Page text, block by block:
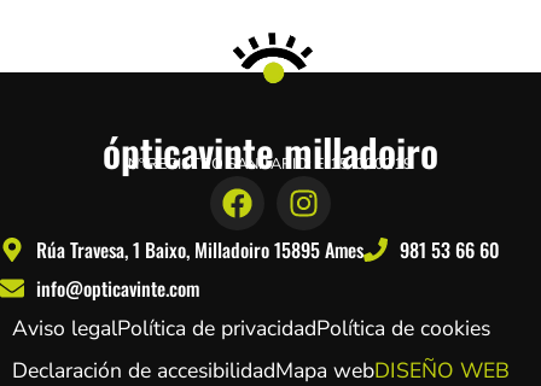
ópticavinte milladoiro
Nº REGISTRO SANITARIO: E-15-000219
Rúa Travesa, 1 Baixo, Milladoiro 15895 Ames
981 53 66 60
info@opticavinte.com
Aviso legalPolítica de privacidadPolítica de cookies
Declaración de accesibilidadMapa webDISEÑO WEB